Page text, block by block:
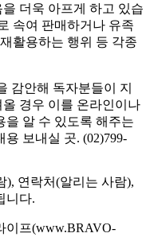
더욱 아프게 하고 있습
속여 판매하거나 유족
활용하는 행위 등 각종
감안해 독자분들이 지
경우 이를 온라인이나
을 알 수 있도록 해주는
보내실 곳. (02)799-
), 연락처(알리는 사람),
니다.
이프(www.BRAVO-